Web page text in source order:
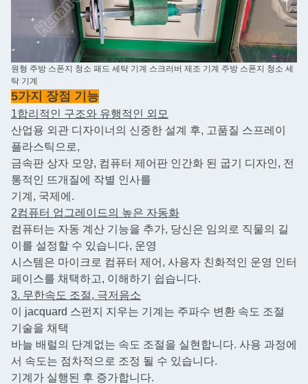
원형 주방 스폰지 청소 패드 세탁 기계 스크러버 제조 기계 주방 스폰지 청소 세
탁 기계
5가지 장점 기능
1합리적인 구조와 유행적인 외모
산업용 외관 디자이너의 신중한 설계 후, 고품질 스프레이
플라스틱으로,
금속판 상자 모양, 컴퓨터 제어판 인간화 된 굽기 디자인, 전
통적인 뜨개질에 작별 인사를
기계, 국제에.
2컴퓨터 업그레이드의 높은 자동화
컴퓨터는 자동 계산 기능을 추가, 당신은 임의로 직물의 길
이를 설정할 수 있습니다, 운영
시스템은 마이크로 컴퓨터 제어, 사용자 친화적인 운영 인터
페이스를 채택하고, 이해하기 쉽습니다.
3. 무한속도 조절, 극저음소
이 jacquard 스펀지 지우는 기계는 주파수 변환 속도 조절
기술을 채택
바늘 배럴의 단계없는 속도 조절을 실현합니다. 사용 과정에
서 속도는 점차적으로 조정 될 수 있습니다.
기계가 실행된 후 증가합니다.